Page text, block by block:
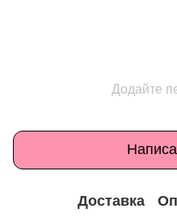
Додайте
Доставка